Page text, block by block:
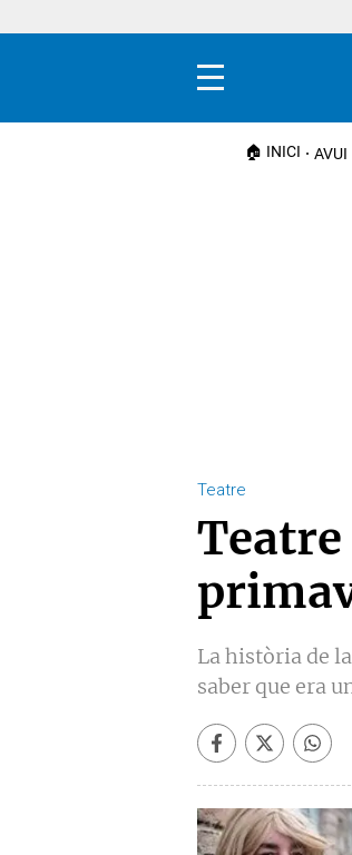
Menú
🏠 INICI AVUI
Teatre
Teatre
La història de
saber que era